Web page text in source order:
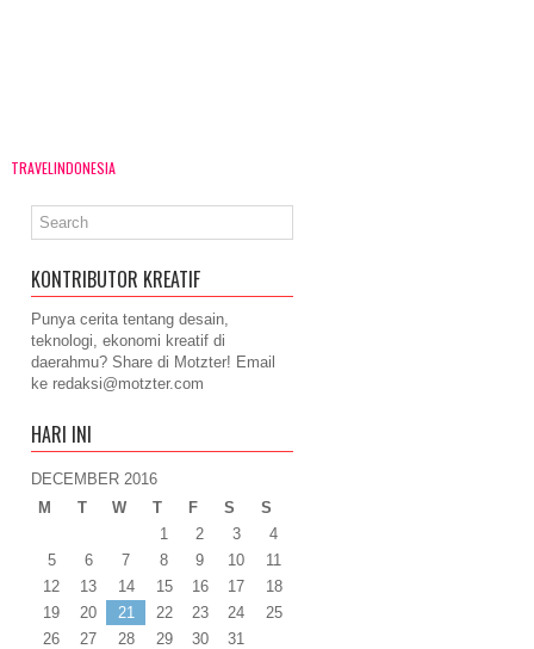
TRAVELINDONESIA
KONTRIBUTOR KREATIF
Punya cerita tentang desain,
teknologi, ekonomi kreatif di
daerahmu? Share di Motzter! Email
ke redaksi@motzter.com
HARI INI
DECEMBER 2016
M
T W T F S S
1 2 3
4
5
6 7 8 9 10
11
12
13 14 15 16 17
18
19
20 21 22 23 24
25
26
27 28 29 30 31